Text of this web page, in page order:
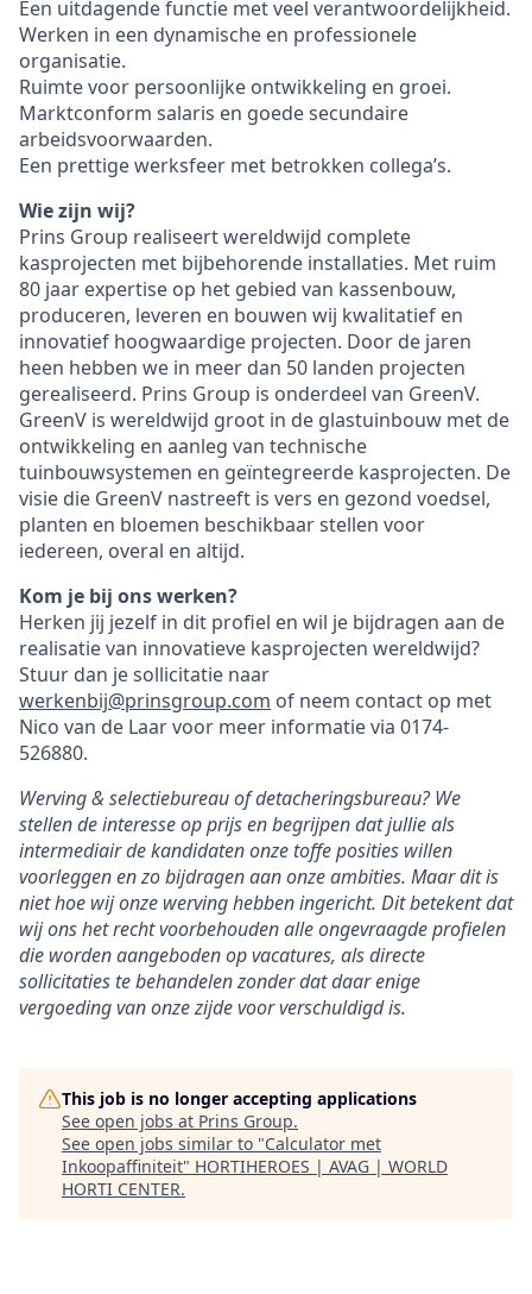
Een uitdagende functie met veel verantwoordelijkheid.
Werken in een dynamische en professionele
organisatie.
Ruimte voor persoonlijke ontwikkeling en groei.
Marktconform salaris en goede secundaire
arbeidsvoorwaarden.
Een prettige werksfeer met betrokken collega’s.
Wie zijn wij?
Prins Group realiseert wereldwijd complete
kasprojecten met bijbehorende installaties. Met ruim
80 jaar expertise op het gebied van kassenbouw,
produceren, leveren en bouwen wij kwalitatief en
innovatief hoogwaardige projecten. Door de jaren
heen hebben we in meer dan 50 landen projecten
gerealiseerd. Prins Group is onderdeel van GreenV.
GreenV is wereldwijd groot in de glastuinbouw met de
ontwikkeling en aanleg van technische
tuinbouwsystemen en geïntegreerde kasprojecten. De
visie die GreenV nastreeft is vers en gezond voedsel,
planten en bloemen beschikbaar stellen voor
iedereen, overal en altijd.
Kom je bij ons werken?
Herken jij jezelf in dit profiel en wil je bijdragen aan de
realisatie van innovatieve kasprojecten wereldwijd?
Stuur dan je sollicitatie naar
werkenbij@prinsgroup.com of neem contact op met
Nico van de Laar voor meer informatie via 0174-
526880.
Werving & selectiebureau of detacheringsbureau? We
stellen de interesse op prijs en begrijpen dat jullie als
intermediair de kandidaten onze toffe posities willen
voorleggen en zo bijdragen aan onze ambities. Maar dit is
niet hoe wij onze werving hebben ingericht. Dit betekent dat
wij ons het recht voorbehouden alle ongevraagde profielen
die worden aangeboden op vacatures, als directe
sollicitaties te behandelen zonder dat daar enige
vergoeding van onze zijde voor verschuldigd is.
This job is no longer accepting applications
See open jobs at Prins Group.
See open jobs similar to "Calculator met
Inkoopaffiniteit" HORTIHEROES | AVAG | WORLD
HORTI CENTER.